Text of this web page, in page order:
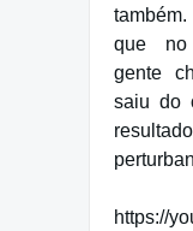
que no
gente
saiu do
https://